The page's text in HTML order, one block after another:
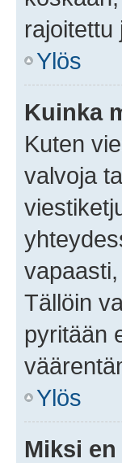
rajoitettu
Ylös
Kuinka
Kuten
valvoja
Tällöin
pyritään
Ylös
Miksi